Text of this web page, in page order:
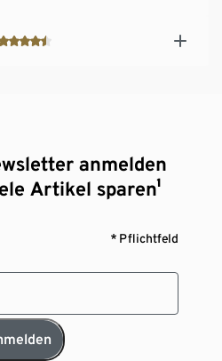
anmelden
Artikel sparen¹
* Pflichtfeld